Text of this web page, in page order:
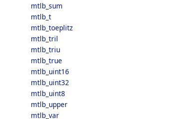
mtlb_sum
mtlb_t
mtlb_toeplitz
mtlb_tril
mtlb_triu
mtlb_true
mtlb_uint16
mtlb_uint32
mtlb_uint8
mtlb_upper
mtlb_var